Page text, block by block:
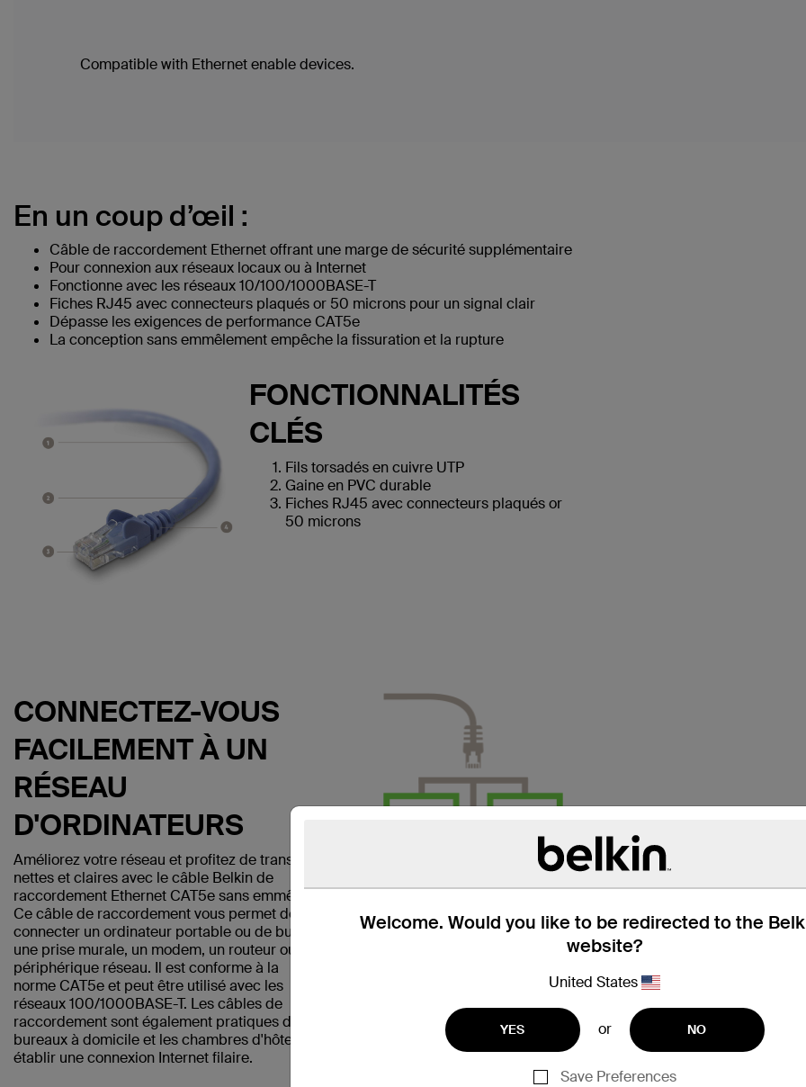
Welcome. Would you like to be redirected to the
website?
United States
YES or NO
Save Preferences
Compatible with Ethernet enable devices.
En un coup d’œil :
Câble de raccordement Ethernet offrant une marge de sécurité supplémentaire
Pour connexion aux réseaux locaux ou à Internet
Fonctionne avec les réseaux 10/100/1000BASE-T
Fiches RJ45 avec connecteurs plaqués or 50 microns pour un signal clair
Dépasse les exigences de performance CAT5e
La conception sans emmêlement empêche la fissuration et la rupture
FONCTIONNALITÉS
CLÉS
Fils torsadés en cuivre UTP
Gaine en PVC durable
Fiches RJ45 avec connecteurs plaqués or
50 microns
CONNECTEZ-VOUS
FACILEMENT À UN
RÉSEAU
D'ORDINATEURS
Améliorez votre réseau et profitez de transmissions
nettes et claires avec le câble Belkin de
raccordement Ethernet CAT5e sans emmêlement.
Ce câble de raccordement vous permet de
connecter un ordinateur portable ou de bureau à
une prise murale, un modem, un routeur ou un autre
périphérique réseau. Il est conforme à la
norme CAT5e et peut être utilisé avec les
réseaux 100/1000BASE-T. Les câbles de
raccordement sont également pratiques dans les
bureaux à domicile et les chambres d'hôtel pour
établir une connexion Internet filaire.